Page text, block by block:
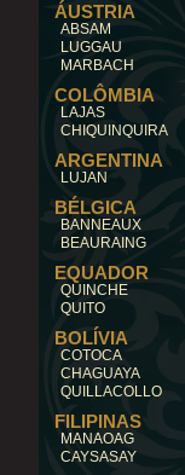
ÁUSTRIA
ABSAM
LUGGAU
MARBACH
COLÔMBIA
LAJAS
CHIQUINQUIRA
ARGENTINA
LUJAN
BÉLGICA
BANNEAUX
BEAURAING
EQUADOR
QUINCHE
QUITO
BOLÍVIA
COTOCA
CHAGUAYA
QUILLACOLLO
FILIPINAS
MANAOAG
CAYSASAY